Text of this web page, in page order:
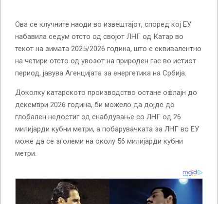
Ова се клучните наоди во извештајот, според кој ЕУ
набавила седум отсто од својот ЛНГ од Катар во
текот на зимата 2025/2026 година, што е еквивалентно
на четири отсто од увозот на природен гас во истиот
период, јавува Агенцијата за енергетика на Србија.
Доколку катарското производство остане офлајн до
декември 2026 година, би можело да дојде до
глобален недостиг од снабдување со ЛНГ од 26
милијарди кубни метри, а побарувачката за ЛНГ во ЕУ
може да се зголеми на околу 56 милијарди кубни
метри.